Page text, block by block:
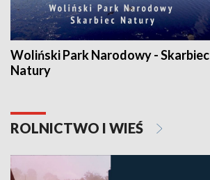
Woliński Park Narodowy - Skarbiec
Natury
ROLNICTWO I WIEŚ